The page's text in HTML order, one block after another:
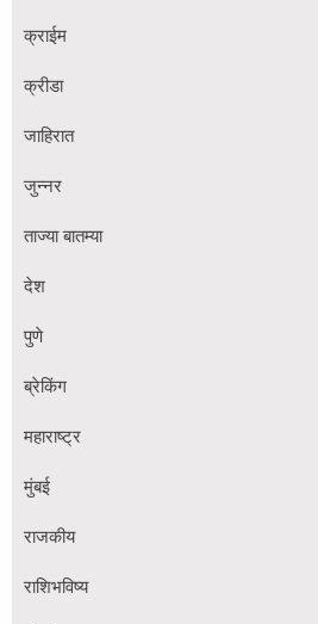
क्राईम
क्रीडा
जाहिरात
जुन्नर
ताज्या बातम्या
देश
पुणे
ब्रेकिंग
महाराष्ट्र
मुंबई
राजकीय
राशिभविष्य